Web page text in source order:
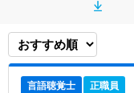
言語聴覚士 正職員